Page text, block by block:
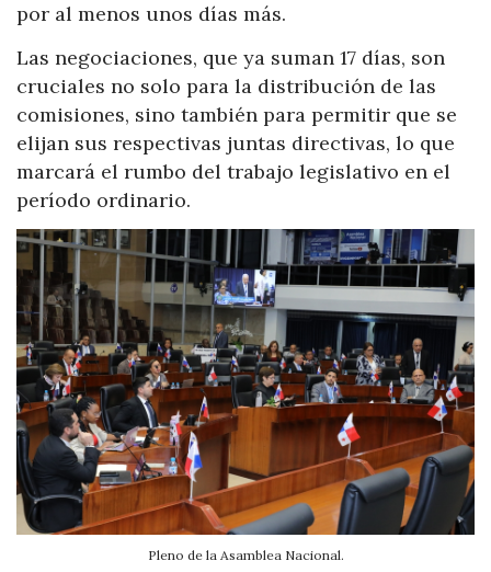
por al menos unos días más.
Las negociaciones, que ya suman 17 días, son
cruciales no solo para la distribución de las
comisiones, sino también para permitir que se
elijan sus respectivas juntas directivas, lo que
marcará el rumbo del trabajo legislativo en el
período ordinario.
Pleno de la Asamblea Nacional.